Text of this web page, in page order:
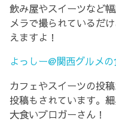
飲み屋やスイーツなど
メラで撮られているだ
えますよ！
よっしー@関西グルメ
カフェやスイーツの投
投稿もされています。
大食いブロガーさん！